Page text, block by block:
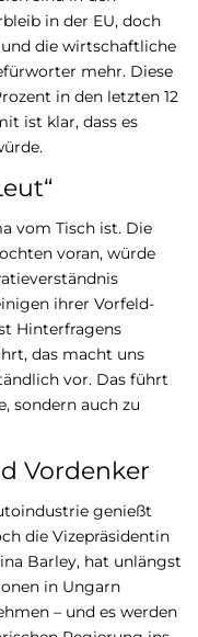
in der EU, doch
die wirtschaftliche
mehr. Diese
in den letzten 12
ist klar, dass es
vom Tisch ist. Die
voran, würde
ihrer Vorfeld-
Hinterfragens
das macht uns
vor. Das führt
sondern auch zu
Vordenker
genießt
die Vizepräsidentin
Barley, hat unlängst
in Ungarn
– und es werden